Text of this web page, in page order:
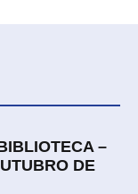
–
DE